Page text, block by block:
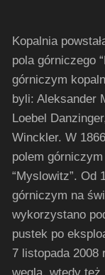
Kopalnia
pola górniczego
górniczym
byli: Aleksander
Loebel
Winckler. W
polem górniczym
“Myslowitz”. Od
górniczym na
wykorzystano
pustek po
7 listopada 2008